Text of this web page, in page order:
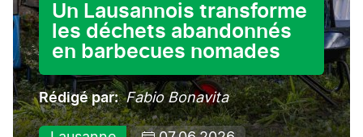
Un Lausannois transforme
les déchets abandonnés
en barbecues nomades
Rédigé par Fabio Bonavita